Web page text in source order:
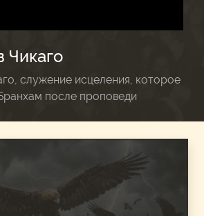
Чикаго
служение исцеления, которое
после проповеди